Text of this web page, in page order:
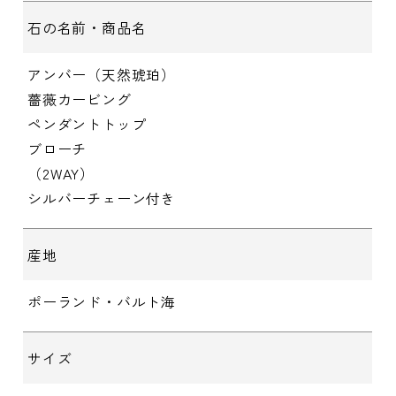
石の名前・商品名
アンバー（天然琥珀）
薔薇カービング
ペンダントトップ
ブローチ
（2WAY）
シルバーチェーン付き
産地
ポーランド・バルト海
サイズ